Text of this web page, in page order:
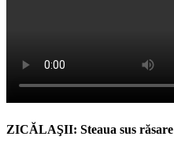
ZICĂLAŞII: Steaua sus răsare